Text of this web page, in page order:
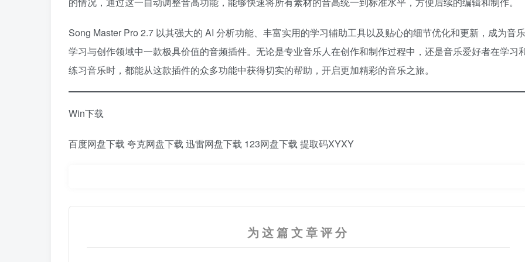
Song Master Pro 2.7 以其强大的 AI 分析功能、丰富实用的学习辅助工具以及贴心的细节优化和更新，成为音乐
学习与创作领域中一款极具价值的音频插件。无论是专业音乐人在创作和制作过程中，还是音乐爱好者在学习
练习音乐时，都能从这款插件的众多功能中获得切实的帮助，开启更加精彩的音乐之旅。
Win下载
百度网盘下载 夸克网盘下载 迅雷网盘下载 123网盘下载 提取码XYXY
为这篇文章评分